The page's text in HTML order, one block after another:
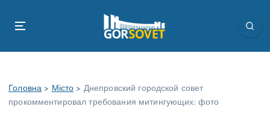
Головна > Місто > Днепровский городской совет
прокомментировал требования митингующих: фото